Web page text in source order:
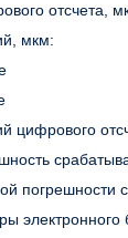
отсчета,
мкм:
цифрового
погрешности
электронного